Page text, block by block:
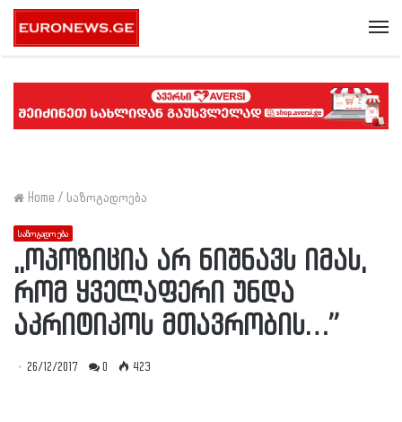
Home / საზოგადოება
საზოგადოება
,,ოპოზიცია არ ნიშნავს იმას,
რომ ყველაფერი უნდა
აკრიტიკოს მთავრობის…”
26/12/2017 0 423